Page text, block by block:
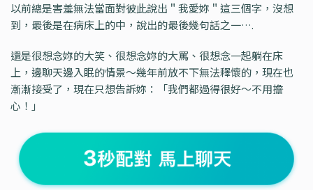
以前總是害羞無法當面對彼此說出＂我愛妳＂這三個字，沒想
到，最後是在病床上的中，說出的最後幾句話之一….
還是很想念妳的大笑、很想念妳的大罵、很想念一起躺在床
上，邊聊天邊入眠的情景～幾年前放不下無法釋懷的，現在也
漸漸接受了，現在只想告訴妳：「我們都過得很好～不用擔
心！」